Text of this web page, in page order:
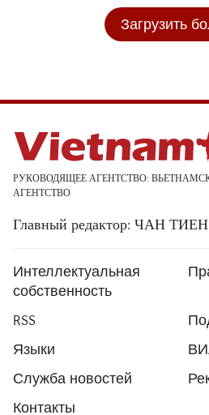
Загрузить
РУКОВОДЯЩЕЕ АГЕНТСТВО:
АГЕНТСТВО
Главный редактор: ЧАН
Интеллектуальная
собственность
RSS
Языки
Служба новостей
Контакты